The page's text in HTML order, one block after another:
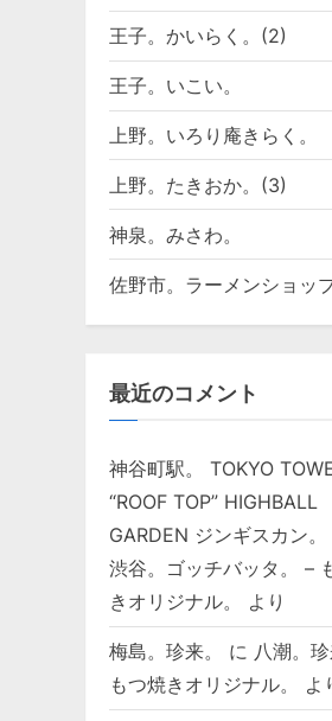
王子。かいらく。(2)
王子。いこい。
上野。いろり庵きらく。
上野。たきおか。(3)
神泉。みさわ。
佐野市。ラーメンショップ
最近のコメント
神谷町駅。 TOKYO
“ROOF TOP” HIGHBALL
GARDEN ジンギスカン
渋谷。ゴッチバッタ。 –
きオリジナル。
より
梅島。珍来。 に 八潮。
もつ焼きオリジナル。
よ